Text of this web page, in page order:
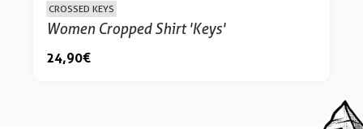
CROSSED KEYS
Women Cropped Shirt 'Keys'
24,90 €